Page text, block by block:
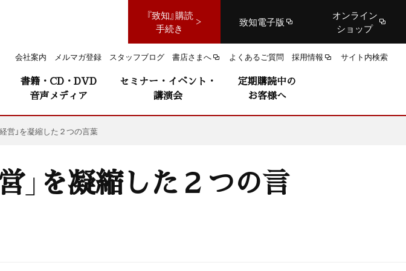
『致知』購読
手続き
致知電子版
オンライン
ショップ
会社案内 メルマガ登録 スタッフブログ 書店さまへ よくあるご質問 採用情報 サイト内検索
書籍・CD・DVD
音声メディア
セミナー・イベント・
講演会
定期購読中の
お客様へ
営」を凝縮した２つの言葉
」を凝縮した２つの言